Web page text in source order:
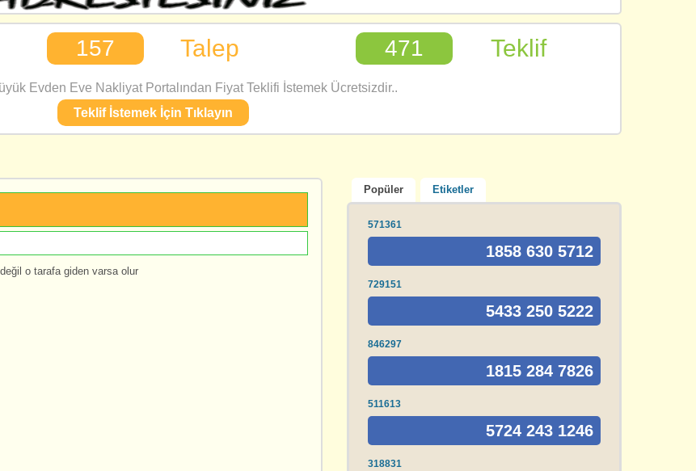
157 Talep 471 Teklif
Evden Eve Nakliyat Portalından Fiyat Teklifi İstemek Ücretsizdir..
Teklif İstemek İçin Tıklayın
o tarafa giden varsa olur
Popüler Etiketler
571361
1858 630 5712
729151
5433 250 5222
846297
1815 284 7826
511613
5724 243 1246
318831